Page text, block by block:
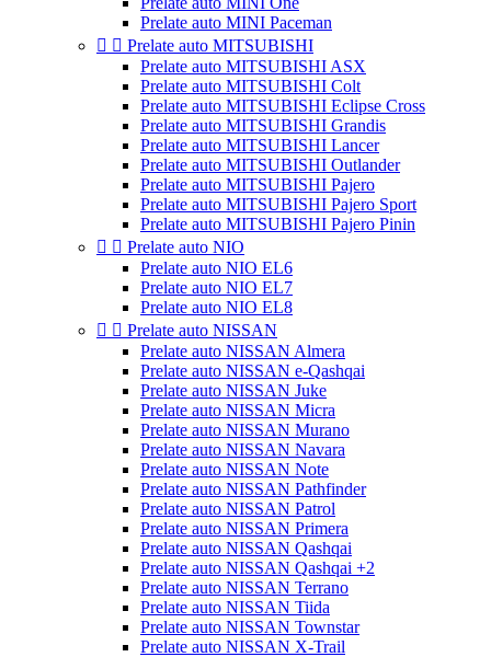
Prelate auto MINI Paceman
  Prelate auto MITSUBISHI
Prelate auto MITSUBISHI ASX
Prelate auto MITSUBISHI Colt
Prelate auto MITSUBISHI Eclipse Cross
Prelate auto MITSUBISHI Grandis
Prelate auto MITSUBISHI Lancer
Prelate auto MITSUBISHI Outlander
Prelate auto MITSUBISHI Pajero
Prelate auto MITSUBISHI Pajero Sport
Prelate auto MITSUBISHI Pajero Pinin
  Prelate auto NIO
Prelate auto NIO EL6
Prelate auto NIO EL7
Prelate auto NIO EL8
  Prelate auto NISSAN
Prelate auto NISSAN Almera
Prelate auto NISSAN e-Qashqai
Prelate auto NISSAN Juke
Prelate auto NISSAN Micra
Prelate auto NISSAN Murano
Prelate auto NISSAN Navara
Prelate auto NISSAN Note
Prelate auto NISSAN Pathfinder
Prelate auto NISSAN Patrol
Prelate auto NISSAN Primera
Prelate auto NISSAN Qashqai
Prelate auto NISSAN Qashqai +2
Prelate auto NISSAN Terrano
Prelate auto NISSAN Tiida
Prelate auto NISSAN Townstar
Prelate auto NISSAN X-Trail